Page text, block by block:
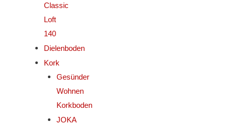
Classic
Loft
140
Dielenboden
Kork
Gesünder
Wohnen
Korkboden
JOKA